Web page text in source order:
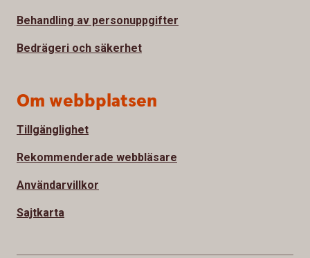
Behandling av personuppgifter
Bedrägeri och säkerhet
Om webbplatsen
Tillgänglighet
Rekommenderade webbläsare
Användarvillkor
Sajtkarta